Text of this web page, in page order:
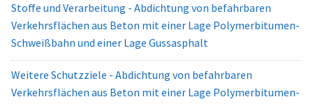
Stoffe und Verarbeitung - Abdichtung von befahrbaren
Verkehrsflächen aus Beton mit einer Lage Polymerbitumen-
Schweißbahn und einer Lage Gussasphalt
Weitere Schutzziele - Abdichtung von befahrbaren
Verkehrsflächen aus Beton mit einer Lage Polymerbitumen-